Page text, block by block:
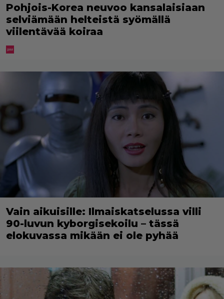
Pohjois-Korea neuvoo kansalaisiaan
selviämään helteistä syömällä
viilentävää koiraa
Vain aikuisille: Ilmaiskatselussa villi
90-luvun kyborgisekoilu – tässä
elokuvassa mikään ei ole pyhää